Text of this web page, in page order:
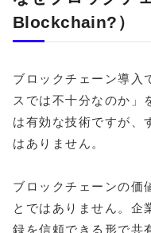
Blockchain?）
ブロックチェーン導入
スでは不十分なのか」
は有効な技術ですが、
はありません。
ブロックチェーンの価
とではありません。企
録を信頼できる形で共